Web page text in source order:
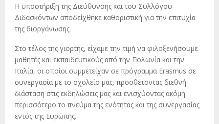
Η υποστήριξη της Διεύθυνσης και του Συλλόγου
Διδασκόντων αποδείχθηκε καθοριστική για την επιτυχία
της διοργάνωσης.
Στο τέλος της γιορτής, είχαμε την τιμή να φιλοξενήσουμε
μαθητές και εκπαιδευτικούς από την Πολωνία και την
Ιταλία, οι οποίοι συμμετείχαν σε πρόγραμμα Erasmus σε
συνεργασία με το σχολείο μας, προσθέτοντας διεθνή
διάσταση στις εκδηλώσεις μας και ενισχύοντας ακόμη
περισσότερο το πνεύμα της ενότητας και της συνεργασίας
εντός της Ευρώπης.